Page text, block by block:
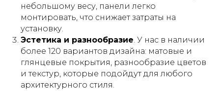
небольшому весу, панели легко
монтировать, что снижает затраты на
установку.
Эстетика и разнообразие. У нас в наличии
более 120 вариантов дизайна: матовые и
глянцевые покрытия, разнообразие цветов
и текстур, которые подойдут для любого
архитектурного стиля.